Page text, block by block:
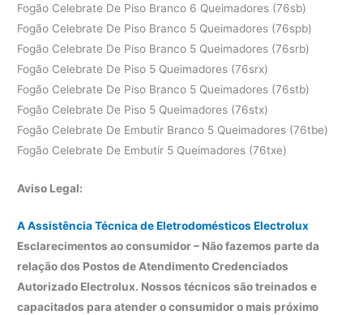
Fogão Celebrate De Piso Branco 6 Queimadores (76sb)
Fogão Celebrate De Piso Branco 5 Queimadores (76spb)
Fogão Celebrate De Piso Branco 5 Queimadores (76srb)
Fogão Celebrate De Piso 5 Queimadores (76srx)
Fogão Celebrate De Piso Branco 5 Queimadores (76stb)
Fogão Celebrate De Piso 5 Queimadores (76stx)
Fogão Celebrate De Embutir Branco 5 Queimadores (76tbe)
Fogão Celebrate De Embutir 5 Queimadores (76txe)
Aviso Legal:
A Assistência Técnica de Eletrodomésticos Electrolux
Esclarecimentos ao consumidor – Não fazemos parte da
relação dos Postos de Atendimento Credenciados
Autorizado Electrolux. Nossos técnicos são treinados e
capacitados para atender o consumidor o mais próximo